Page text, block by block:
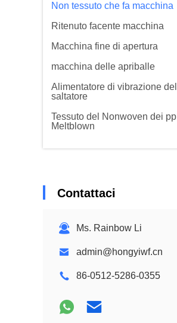
Non tessuto che fa macchina
Ritenuto facente macchina
Macchina fine di apertura
macchina delle apriballe
Alimentatore di vibrazione del
saltatore
Tessuto del Nonwoven dei pp
Meltblown
Contattaci
Ms. Rainbow Li
admin@hongyiwf.cn
86-0512-5286-0355